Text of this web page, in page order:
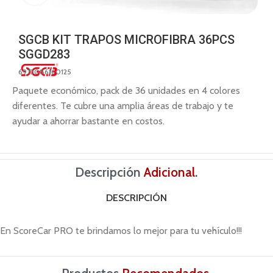
SGCB KIT TRAPOS MICROFIBRA 36PCS
SGGD283
6973086160125
Paquete económico, pack de 36 unidades en 4 colores
diferentes. Te cubre una amplia áreas de trabajo y te
ayudar a ahorrar bastante en costos.
DescripciónAdicional.
DESCRIPCIÓN
En ScoreCar PRO te brindamos lo mejor para tu vehículo!!!